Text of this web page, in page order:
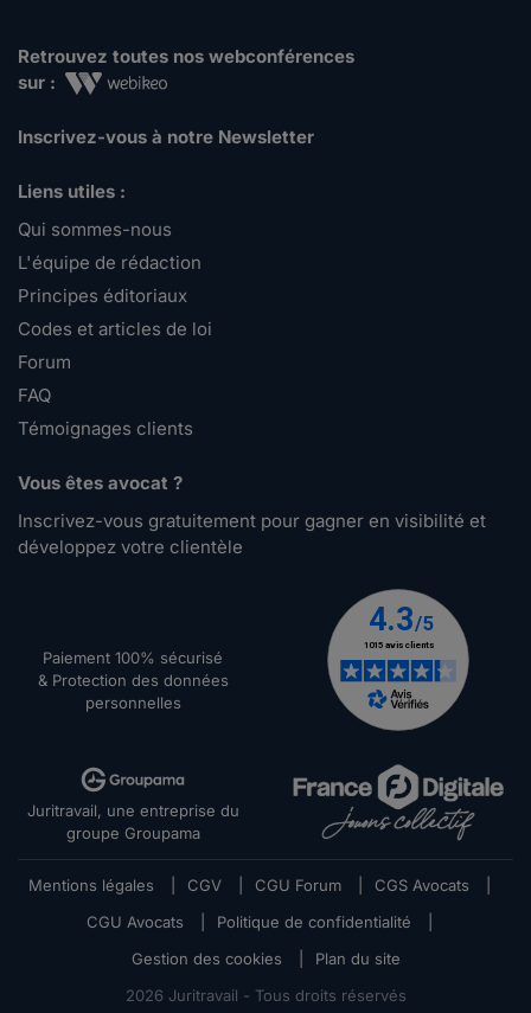
Retrouvez toutes nos webconférences
sur :
Inscrivez-vous à notre Newsletter
Liens utiles :
Qui sommes-nous
L'équipe de rédaction
Principes éditoriaux
Codes et articles de loi
Forum
FAQ
Témoignages clients
Vous êtes avocat ?
Inscrivez-vous gratuitement pour gagner en visibilité et
développez votre clientèle
Paiement 100% sécurisé
& Protection des données
personnelles
Juritravail, une entreprise du
groupe Groupama
Mentions légales CGV CGU Forum CGS Avocats
CGU Avocats
Politique de confidentialité
Gestion des cookies
Plan du site
2026 Juritravail - Tous droits réservés